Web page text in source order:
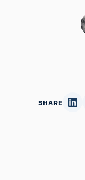
SHARE